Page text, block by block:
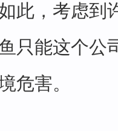
此，考虑到
只能这个公
危害。